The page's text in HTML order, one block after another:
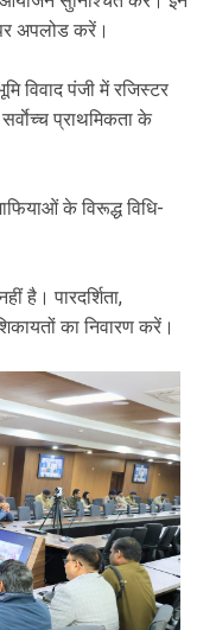
पर अपलोड करें।
विवाद पंजी में रजिस्टर
प्राथमिकता के
के विरूद्ध विधि-
है। पारदर्शिता,
का निवारण करें।